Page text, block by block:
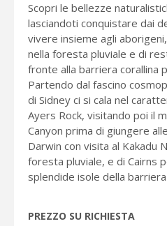
Scopri le bellezze
lasciandoti conquistare dai
vivere insieme agli
nella foresta pluviale e di
fronte alla barriera corallina
Partendo dal fascino
di Sidney ci si cala nel
Ayers Rock, visitando poi il
Canyon prima di giungere
Darwin con visita al Kakadu
foresta pluviale, e di Cairns
splendide isole della barriera
PREZZO SU RICHIESTA